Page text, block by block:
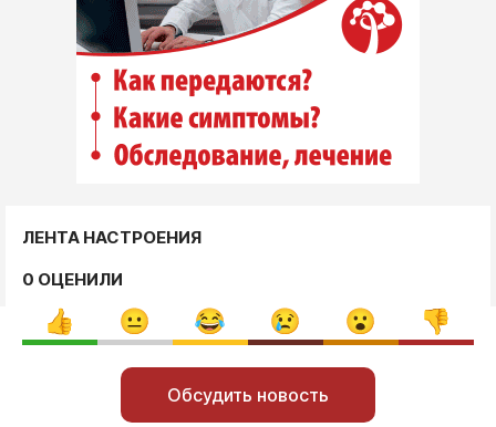
ЛЕНТА НАСТРОЕНИЯ
0 ОЦЕНИЛИ
Обсудить новость